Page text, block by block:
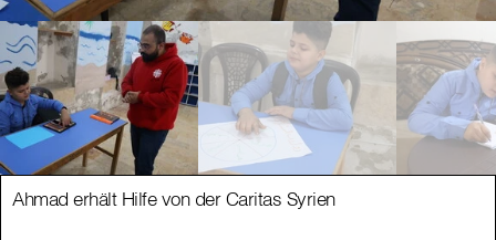
Ahmad erhält Hilfe von der Caritas Syrien